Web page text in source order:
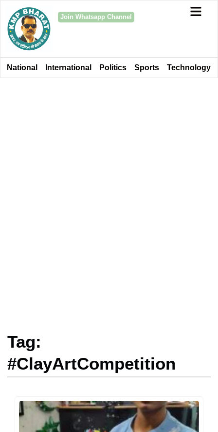
Join Whatsapp Channel
National International Politics Sports Technology
Tag:
#ClayArtCompetition